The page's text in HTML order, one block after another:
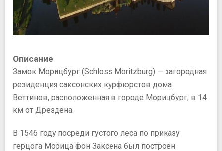
Описание
Замок Морицбург (Schloss Moritzburg) — загородная
резиденция саксонских курфюрстов дома
Веттинов, расположенная в городе Морицбург, в 14
км от Дрездена.
В 1546 году посреди густого леса по приказу
герцога Морица фон Заксена был построен